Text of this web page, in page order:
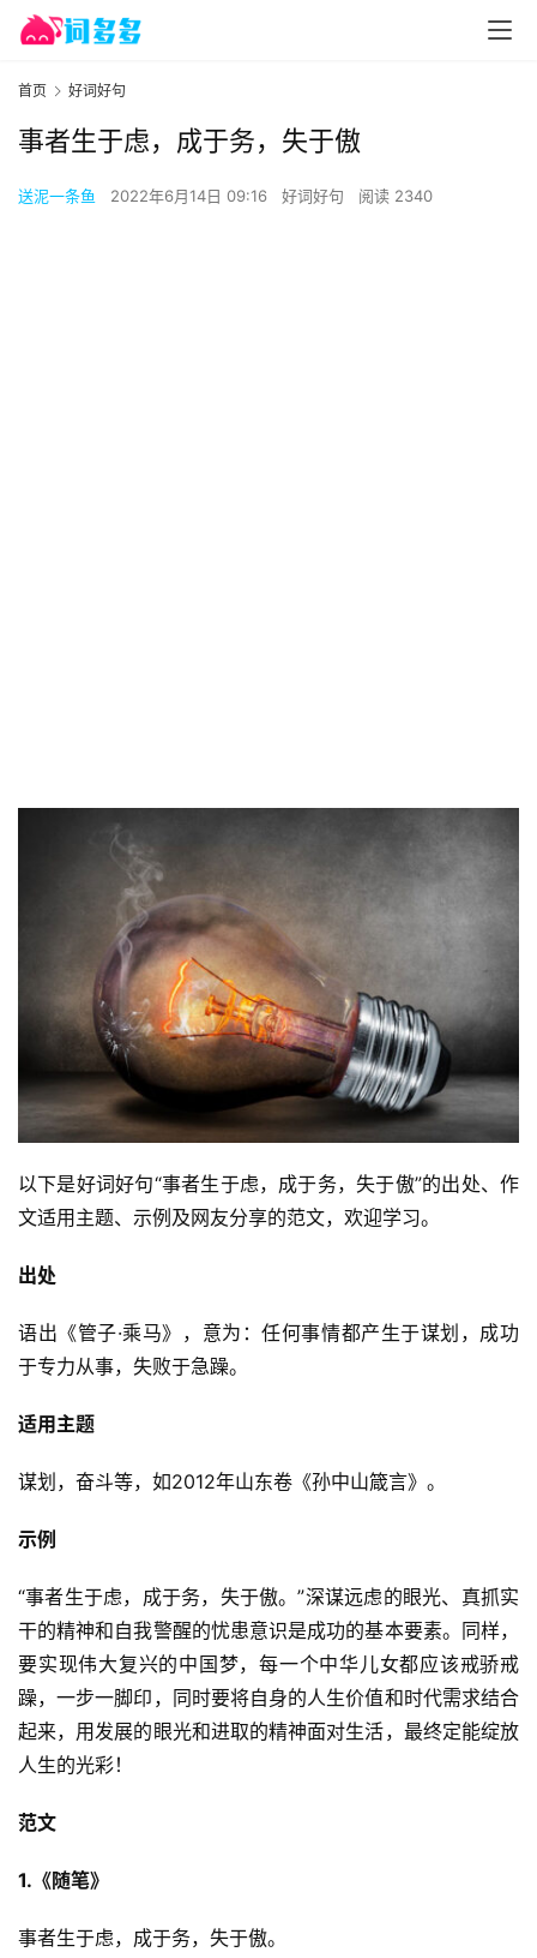
首页 好词好句
事者生于虑，成于务，失于傲
送泥一条鱼 2022年6月14日 09:16 好词好句 阅读 2340
以下是好词好句“事者生于虑，成于务，失于傲”的出处、作
文适用主题、示例及网友分享的范文，欢迎学习。
出处
语出《管子·乘马》，意为：任何事情都产生于谋划，成功
于专力从事，失败于急躁。
适用主题
谋划，奋斗等，如2012年山东卷《孙中山箴言》。
示例
“事者生于虑，成于务，失于傲。”深谋远虑的眼光、真抓实
干的精神和自我警醒的忧患意识是成功的基本要素。同样，
要实现伟大复兴的中国梦，每一个中华儿女都应该戒骄戒
躁，一步一脚印，同时要将自身的人生价值和时代需求结合
起来，用发展的眼光和进取的精神面对生活，最终定能绽放
人生的光彩！
范文
1.《随笔》
事者生于虑，成于务，失于傲。